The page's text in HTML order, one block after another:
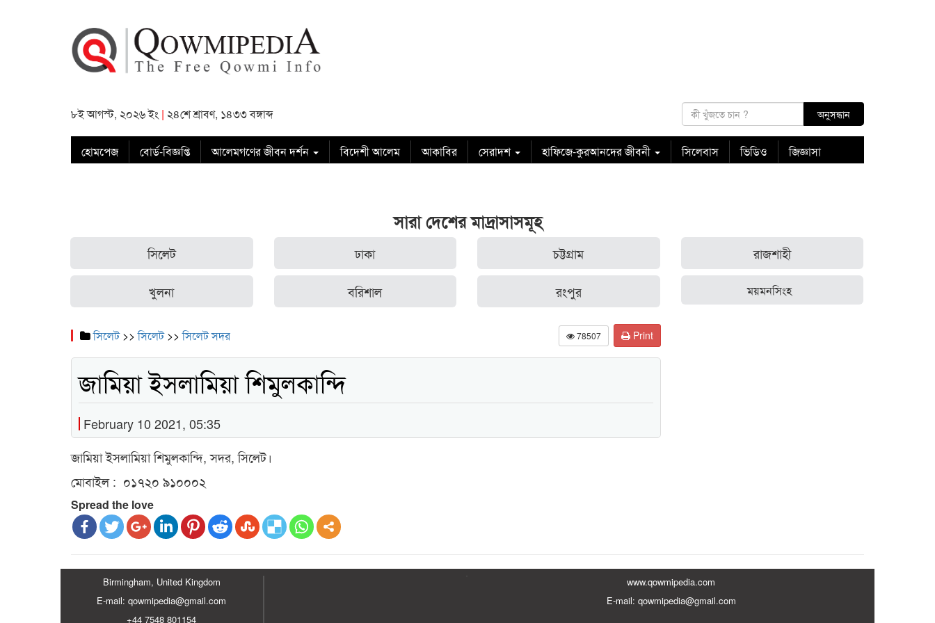
৮ই আগস্ট, ২০২৬ ইং | ২৪শে শ্রাবণ, ১৪৩৩ বঙ্গাব্দ
হোমপেজ বোর্ড-বিজ্ঞপ্তি আলেমগণের জীবন দর্শন বিদেশী আলেম আকাবির সেরাদশ হাফিজে-কুরআনদের জীবনী সিলেবাস ভিডিও জিজ্ঞাসা
সারা দেশের মাদ্রাসাসমূহ
সিলেট ঢাকা চট্টগ্রাম রাজশাহী
খুলনা বরিশাল রংপুর ময়মনসিংহ
সিলেট>>সিলেট>>সিলেট সদর 78507 Print
জামিয়া ইসলামিয়া শিমুলকান্দি
February 10 2021, 05:35
জামিয়া ইসলামিয়া শিমুলকান্দি, সদর, সিলেট।
মোবাইল : ০১৭২০ ৯১০০০২
Spread the love
Birmingham, United Kingdom
E-mail: qowmipedia@gmail.com
+44 7548 801154
www.qowmipedia.com
E-mail: qowmipedia@gmail.com